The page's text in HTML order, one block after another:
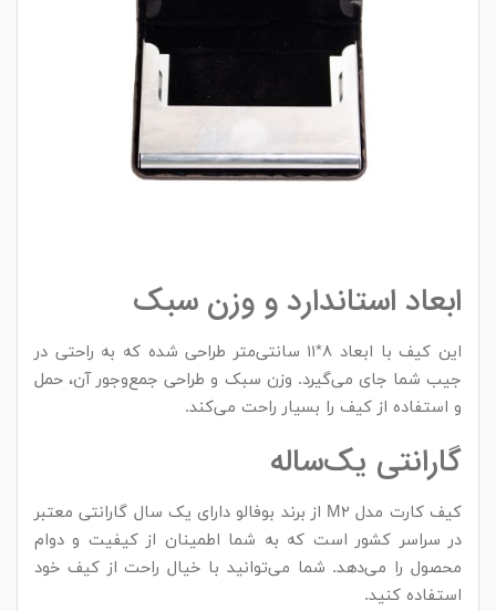
ابعاد استاندارد و وزن سبک
این کیف با ابعاد ۸*۱۱ سانتی‌متر طراحی شده که به راحتی در
جیب شما جای می‌گیرد. وزن سبک و طراحی جمع‌وجور آن، حمل
و استفاده از کیف را بسیار راحت می‌کند.
گارانتی یک‌ساله
کیف کارت مدل M۲ از برند بوفالو دارای یک سال گارانتی معتبر
در سراسر کشور است که به شما اطمینان از کیفیت و دوام
محصول را می‌دهد. شما می‌توانید با خیال راحت از کیف خود
استفاده کنید.